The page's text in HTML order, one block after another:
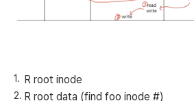
R root inode
R root data (find foo inode #)